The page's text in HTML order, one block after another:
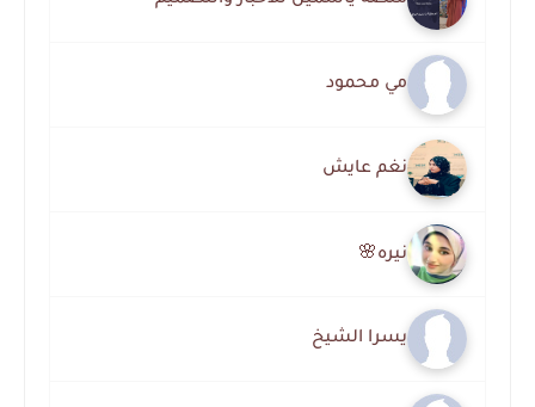
مي محمود
نغم عايش
نيره🌸
يسرا الشيخ